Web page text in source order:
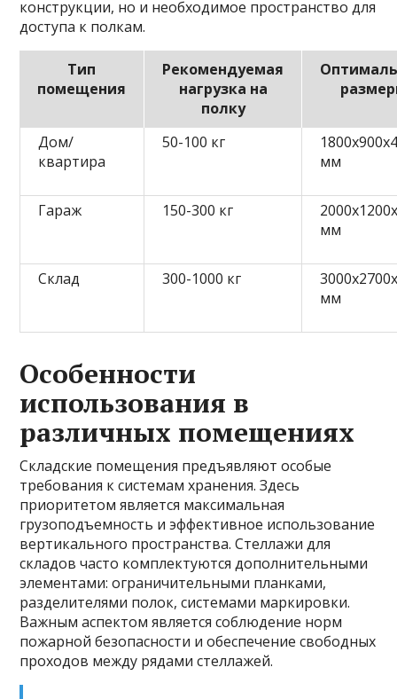
конструкции, но и необходимое пространство для
доступа к полкам.
Тип
помещения
Рекомендуемая
нагрузка на
полку
Дом/
квартира
50-100 кг
мм
Гараж 150-300 кг
мм
Склад 300-1000 кг
мм
Особенности
использования в
различных помещениях
Складские помещения предъявляют особые
требования к системам хранения. Здесь
приоритетом является максимальная
грузоподъемность и эффективное использование
вертикального пространства. Стеллажи для
складов часто комплектуются дополнительными
элементами: ограничительными планками,
разделителями полок, системами маркировки.
Важным аспектом является соблюдение норм
пожарной безопасности и обеспечение свободных
проходов между рядами стеллажей.